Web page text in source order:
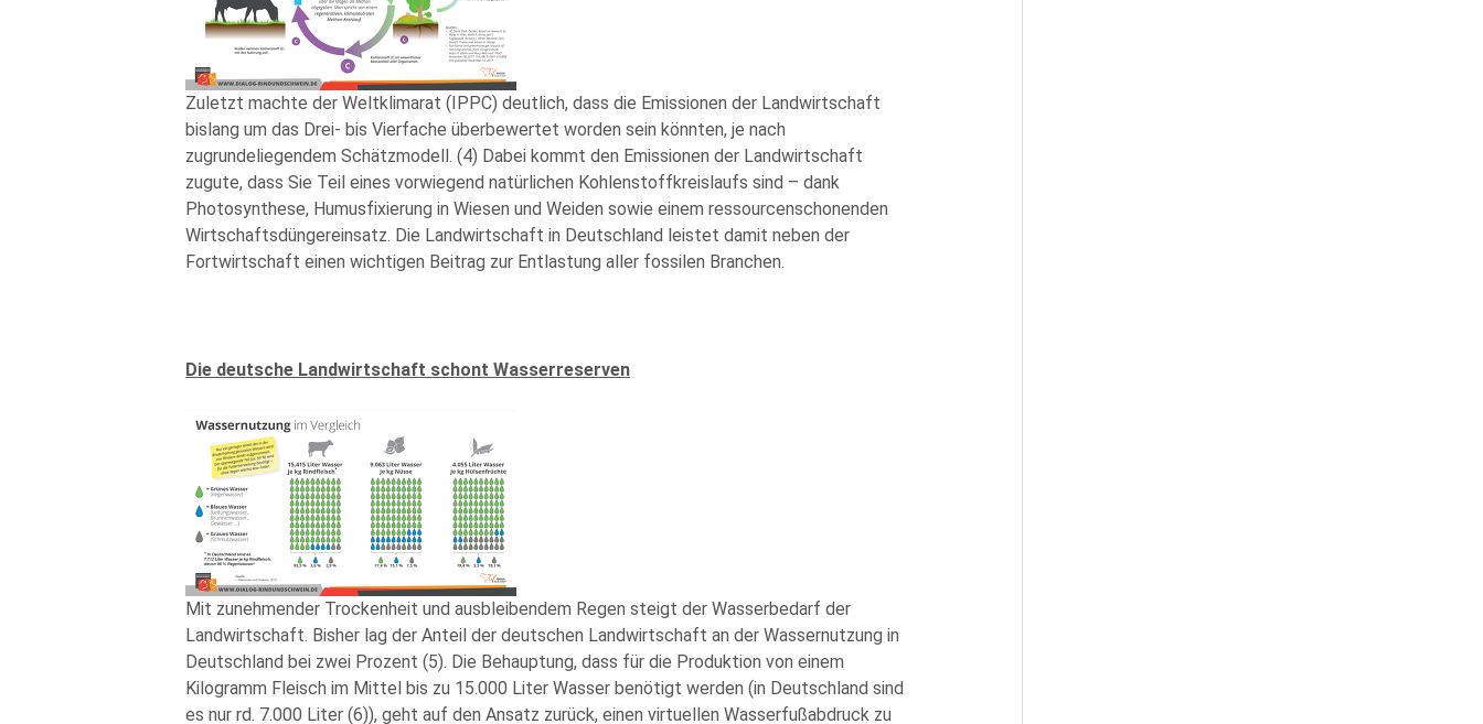
Zuletzt machte der Weltklimarat (IPPC) deutlich, dass die Emissionen der Landwirtschaft
bislang um das Drei- bis Vierfache überbewertet worden sein könnten, je nach
zugrundeliegendem Schätzmodell. (4) Dabei kommt den Emissionen der Landwirtschaft
zugute, dass Sie Teil eines vorwiegend natürlichen Kohlenstoffkreislaufs sind – dank
Photosynthese, Humusfixierung in Wiesen und Weiden sowie einem ressourcenschonenden
Wirtschaftsdüngereinsatz. Die Landwirtschaft in Deutschland leistet damit neben der
Fortwirtschaft einen wichtigen Beitrag zur Entlastung aller fossilen Branchen.
Die deutsche Landwirtschaft schont Wasserreserven
Mit zunehmender Trockenheit und ausbleibendem Regen steigt der Wasserbedarf der
Landwirtschaft. Bisher lag der Anteil der deutschen Landwirtschaft an der Wassernutzung in
Deutschland bei zwei Prozent (5). Die Behauptung, dass für die Produktion von einem
Kilogramm Fleisch im Mittel bis zu 15.000 Liter Wasser benötigt werden (in Deutschland sind
es nur rd. 7.000 Liter (6)), geht auf den Ansatz zurück, einen virtuellen Wasserfußabdruck zu